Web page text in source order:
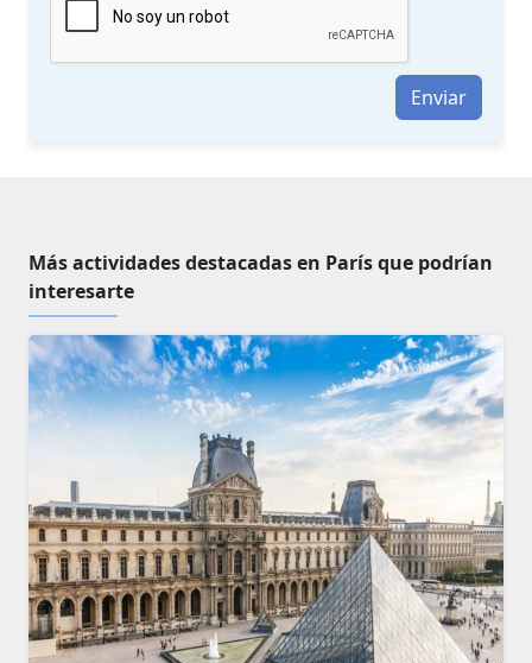
Enviar
Más actividades destacadas en París que podrían
interesarte